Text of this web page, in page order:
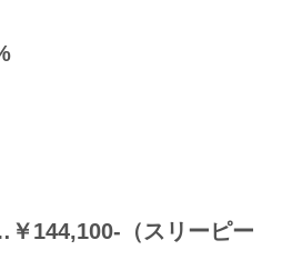
144,100-（スリーピー